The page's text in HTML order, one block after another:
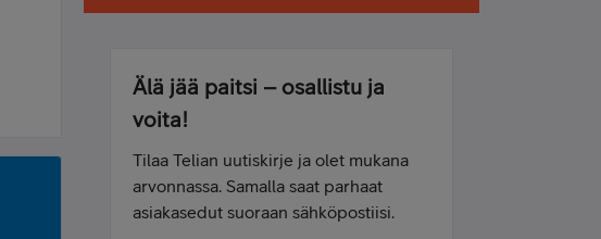
Älä jää paitsi – osallistu ja
voita!
Tilaa Telian uutiskirje ja olet mukana
arvonnassa. Samalla saat parhaat
asiakasedut suoraan sähköpostiisi.